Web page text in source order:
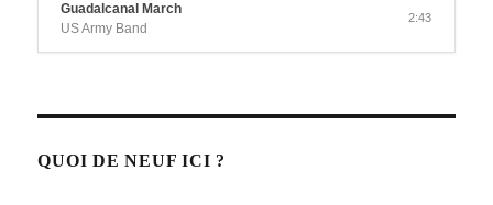
Guadalcanal March
US Army Band
2:43
QUOI DE NEUF ICI ?